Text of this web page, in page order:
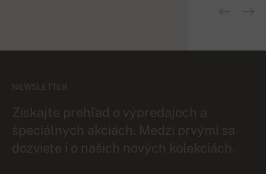
NEWSLETTER
Získajte prehľad o výpredajoch a
špeciálnych akciách. Medzi prvými sa
dozviete i o našich nových kolekciách.